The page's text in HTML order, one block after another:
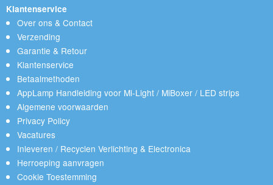
Klantenservice
Over ons & Contact
Verzending
Garantie & Retour
Klantenservice
Betaalmethoden
AppLamp Handleiding voor Mi-Light / MiBoxer / LED strips
Algemene voorwaarden
Privacy Policy
Vacatures
Inleveren / Recyclen Verlichting & Electronica
Herroeping aanvragen
Cookie Toestemming